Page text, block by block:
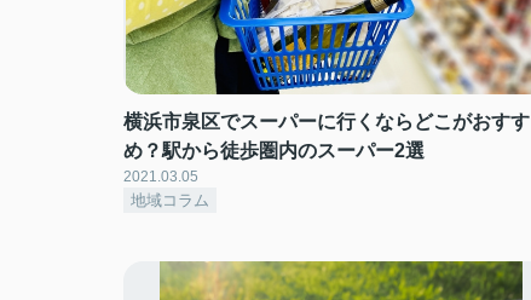
横浜市泉区でスーパーに行くならどこがおすす
め？駅から徒歩圏内のスーパー2選
2021.03.05
地域コラム